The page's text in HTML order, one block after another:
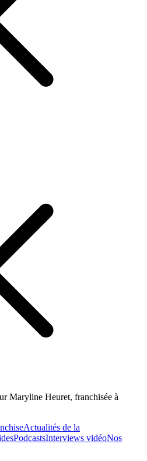
Maryline Heuret, franchisée à
Actualités de la
PodcastsInterviews vidéoNos